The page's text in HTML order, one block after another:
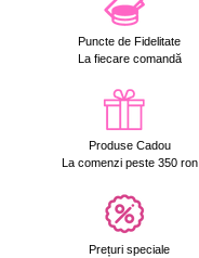
Puncte de Fidelitate
La fiecare comandă
Produse Cadou
La comenzi peste 350 ron
Prețuri speciale